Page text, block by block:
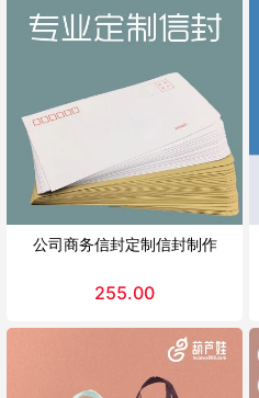
公司商务信封定制信封制作
255.00